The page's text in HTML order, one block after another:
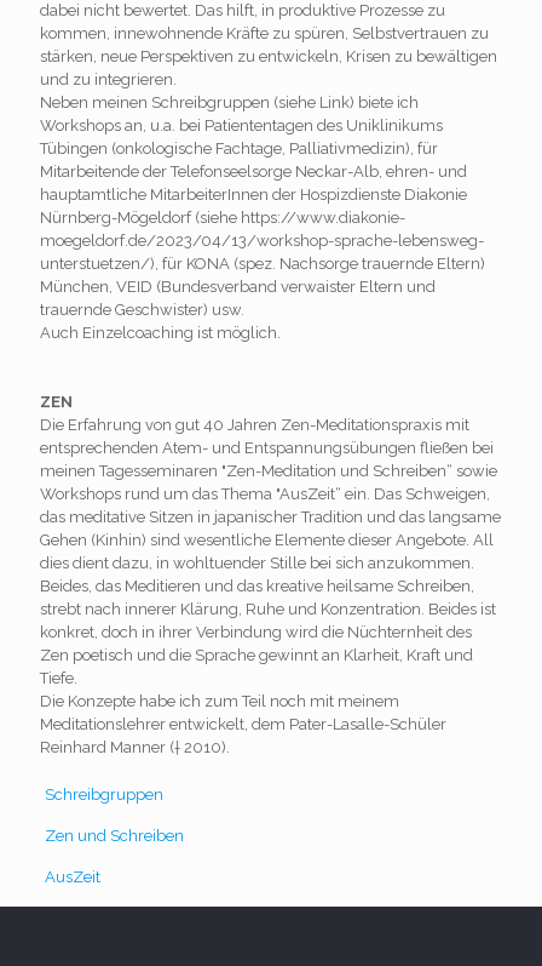
dabei nicht bewertet. Das hilft, in produktive Prozesse zu
kommen, innewohnende Kräfte zu spüren, Selbstvertrauen zu
stärken, neue Perspektiven zu entwickeln, Krisen zu bewältigen
und zu integrieren.
Neben meinen Schreibgruppen (siehe Link) biete ich
Workshops an, u.a. bei Patiententagen des Uniklinikums
Tübingen (onkologische Fachtage, Palliativmedizin), für
Mitarbeitende der Telefonseelsorge Neckar-Alb, ehren- und
hauptamtliche MitarbeiterInnen der Hospizdienste Diakonie
Nürnberg-Mögeldorf (siehe https://www.diakonie-
moegeldorf.de/2023/04/13/workshop-sprache-lebensweg-
unterstuetzen/), für KONA (spez. Nachsorge trauernde Eltern)
München, VEID (Bundesverband verwaister Eltern und
trauernde Geschwister) usw.
Auch Einzelcoaching ist möglich.
ZEN
Die Erfahrung von gut 40 Jahren Zen-Meditationspraxis mit
entsprechenden Atem- und Entspannungsübungen fließen bei
meinen Tagesseminaren "Zen-Meditation und Schreiben“ sowie
Workshops rund um das Thema "AusZeit“ ein. Das Schweigen,
das meditative Sitzen in japanischer Tradition und das langsame
Gehen (Kinhin) sind wesentliche Elemente dieser Angebote. All
dies dient dazu, in wohltuender Stille bei sich anzukommen.
Beides, das Meditieren und das kreative heilsame Schreiben,
strebt nach innerer Klärung, Ruhe und Konzentration. Beides ist
konkret, doch in ihrer Verbindung wird die Nüchternheit des
Zen poetisch und die Sprache gewinnt an Klarheit, Kraft und
Tiefe.
Die Konzepte habe ich zum Teil noch mit meinem
Meditationslehrer entwickelt, dem Pater-Lasalle-Schüler
Reinhard Manner († 2010).
Schreibgruppen
Zen und Schreiben
AusZeit